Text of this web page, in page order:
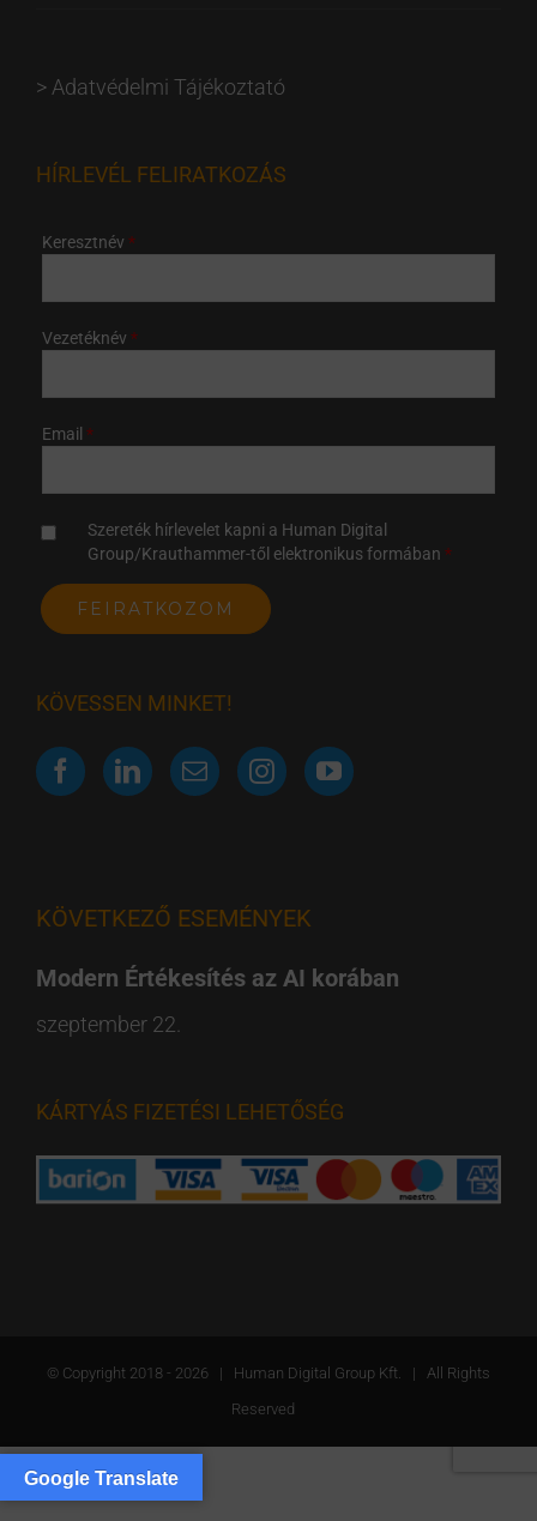
>Adatvédelmi Tájékoztató
HÍRLEVÉL FELIRATKOZÁS
Keresztnév
Vezetéknév
Email
Szereték hírlevelet kapni a Human Digital
Group/Krauthammer-től elektronikus formában
KÖVESSEN MINKET!
KÖVETKEZŐ ESEMÉNYEK
Modern Értékesítés az AI korában
szeptember 22.
KÁRTYÁS FIZETÉSI LEHETŐSÉG
© Copyright 2018 - 2026 | Human Digital Group Kft. | All Rights
Reserved
Google Translate